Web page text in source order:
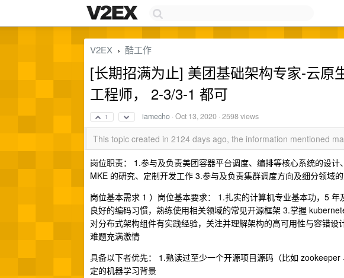
V2EX › 酷工作
[长期招满为止] 美团基础架构专家-云原
工程师， 2-3/3-1 都可
1 iamecho ·Oct 13, 2020 · 2598 views
This topic created in 2124 days ago, the information mentioned
岗位职责： 1.参与及负责美团容器平台调度、编排等核心系统的设
MKE 的研究、定制开发工作 3.参与及负责集群调度方向及细分领域
岗位基本需求 1 ）岗位基本要求： 1.扎实的计算机专业基本功，5
良好的编码习惯，熟练使用相关领域的常见开源框架 3.掌握
对分布式架构组件有实践经验，关注并理解架构的高可用性与容错
难题充满激情
具备以下者优先： 1.熟读过至少一个开源项目源码（比如
定的机器学习背景